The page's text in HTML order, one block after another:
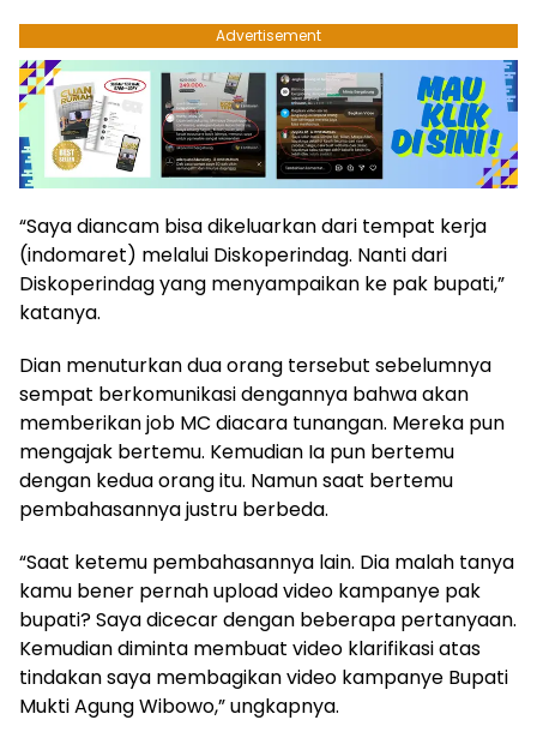
Advertisement
“Saya diancam bisa dikeluarkan dari tempat kerja
(indomaret) melalui Diskoperindag. Nanti dari
Diskoperindag yang menyampaikan ke pak bupati,”
katanya.
Dian menuturkan dua orang tersebut sebelumnya
sempat berkomunikasi dengannya bahwa akan
memberikan job MC diacara tunangan. Mereka pun
mengajak bertemu. Kemudian Ia pun bertemu
dengan kedua orang itu. Namun saat bertemu
pembahasannya justru berbeda.
“Saat ketemu pembahasannya lain. Dia malah tanya
kamu bener pernah upload video kampanye pak
bupati? Saya dicecar dengan beberapa pertanyaan.
Kemudian diminta membuat video klarifikasi atas
tindakan saya membagikan video kampanye Bupati
Mukti Agung Wibowo,” ungkapnya.